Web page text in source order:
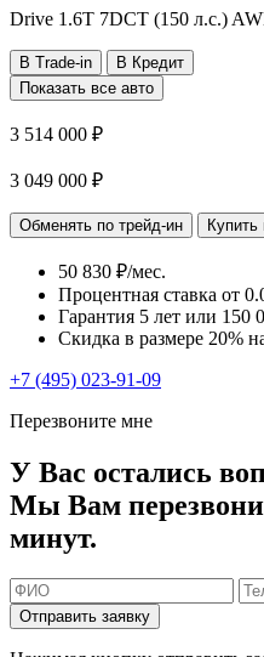
Drive 1.6T 7DCT (150 л.с.)
В Trade-in
В Кредит
Показать все авто
3 514 000 ₽
3 049 000 ₽
Обменять по трейд-ин Купить
50 830 ₽/мес.
Процентная ставка от
Гарантия 5 лет или 150
Скидка в размере 20%
+7 (495) 023-91-09
Перезвоните мне
У Вас остались
Мы Вам
минут.
Отправить заявку